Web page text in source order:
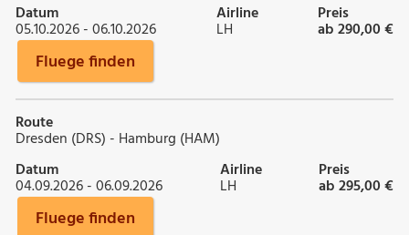
Datum
05.10.2026 - 06.10.2026
Airline
LH
Preis
ab 290,00 €
Fluege finden
Route
Dresden (DRS) - Hamburg (HAM)
Datum
04.09.2026 - 06.09.2026
Airline
LH
Preis
ab 295,00 €
Fluege finden